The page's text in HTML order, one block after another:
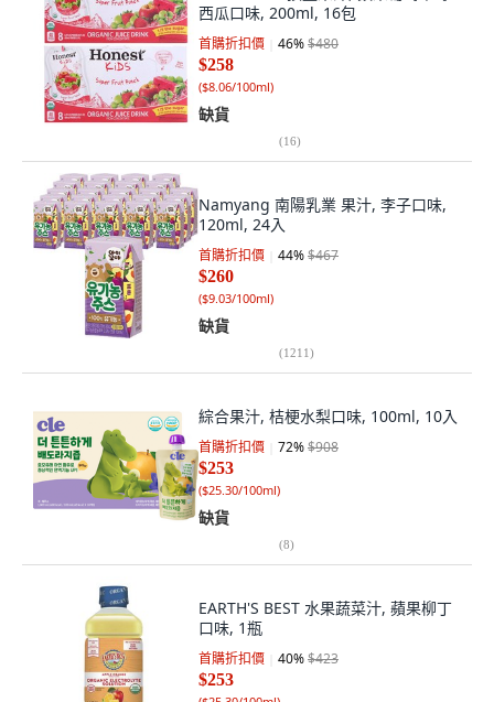
西瓜口味, 200ml, 16包
首購折扣價 46%$480
$258
($8.06/100ml)
缺貨
(16)
Namyang 南陽乳業 果汁, 李子口味,
120ml, 24入
首購折扣價 44%$467
$260
($9.03/100ml)
缺貨
(1211)
綜合果汁, 桔梗水梨口味, 100ml, 10入
首購折扣價 72%$908
$253
($25.30/100ml)
缺貨
(8)
EARTH'S BEST 水果蔬菜汁, 蘋果柳丁
口味, 1瓶
首購折扣價 40%$423
$253